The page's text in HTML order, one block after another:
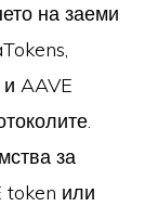
на заеми
и AAVE
за
token или